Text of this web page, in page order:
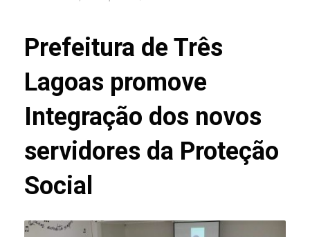
Prefeitura de Três
Lagoas promove
Integração dos novos
servidores da Proteção
Social